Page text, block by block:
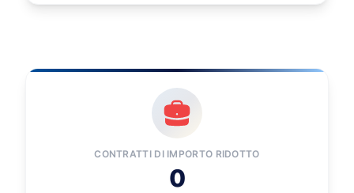
CONTRATTI DI IMPORTO RIDOTTO
0